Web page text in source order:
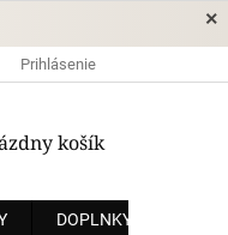
×
ÚDAJOV
Prihlásenie
košík
DOPLNKY